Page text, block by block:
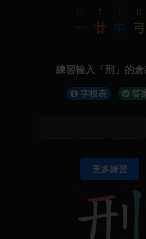
t
廿
l
中
n
弓
練習輸入「刑」的
字根表 答
更多練習